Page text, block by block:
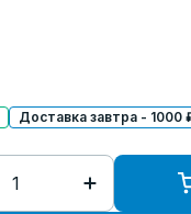
Доставка завтра - 1000